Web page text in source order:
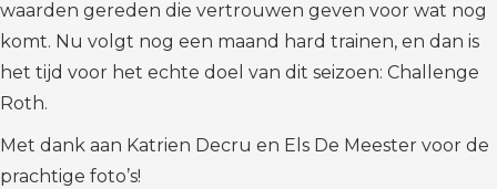
waarden gereden die vertrouwen geven voor wat nog
komt. Nu volgt nog een maand hard trainen, en dan is
het tijd voor het echte doel van dit seizoen: Challenge
Roth.
Met dank aan Katrien Decru en Els De Meester voor de
prachtige foto’s!